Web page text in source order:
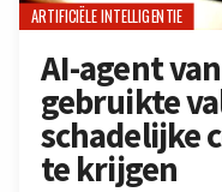
ARTIFICIËLE INTELLIGENTIE
AI-agent
gebruikte
schadelijke
te krijgen